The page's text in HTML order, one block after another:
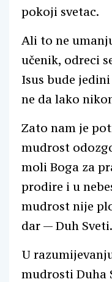
pokoji svetac.
Ali to ne
učenik, odreci
Isus bude jedini
ne da lako
Zato nam je
mudrost
moli Boga za
prodire i u
mudrost nije
dar — Duh Sveti.
U
mudrosti Duha